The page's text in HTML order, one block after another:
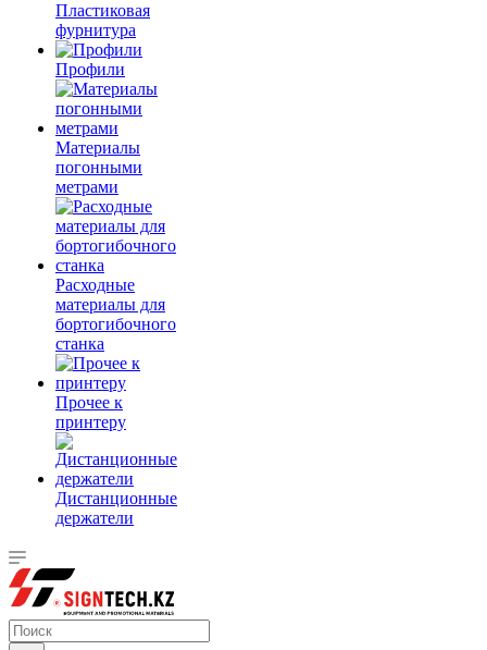
Пластиковая
фурнитура
Профили
Материалы
погонными
метрами
Расходные
материалы для
бортогибочного
станка
Прочее к
принтеру
Дистанционные
держатели